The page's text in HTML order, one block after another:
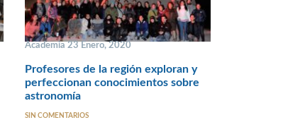
Academia 23 Enero, 2020
Profesores de la región exploran y
perfeccionan conocimientos sobre
astronomía
SIN COMENTARIOS